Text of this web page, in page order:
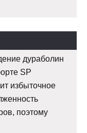
дураболин
SP
избыточное
поэтому